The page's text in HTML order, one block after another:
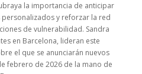
la importancia de anticipar
y reforzar la red
de vulnerabilidad. Sandra
en Barcelona, lideran este
el que se anunciarán nuevos
febrero de 2026 de la mano de